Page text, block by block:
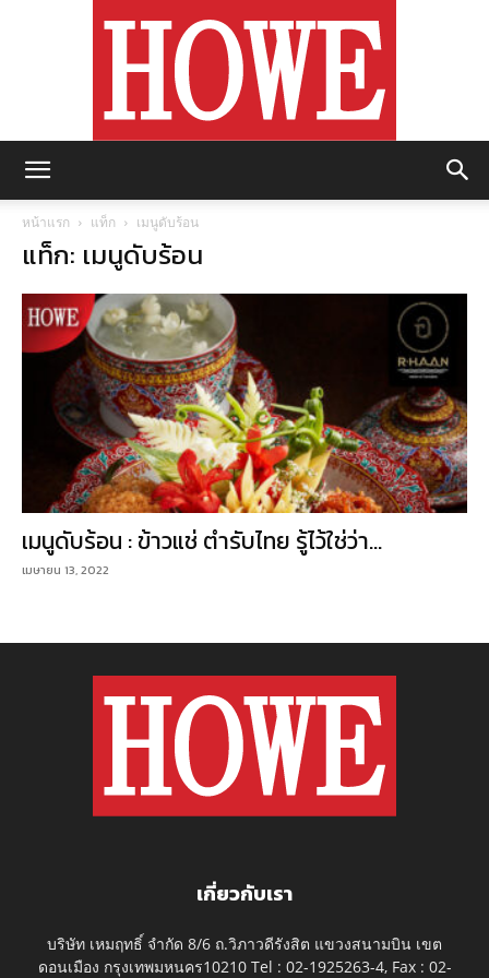
หน้าแรก แท็ก เมนูดับร้อน
แท็ก: เมนูดับร้อน
เมนูดับร้อน : ข้าวแช่ ตำรับไทย รู้ไว้ใช่ว่า…
เมษายน 13, 2022
เกี่ยวกับเรา
บริษัท เหมฤทธิ์ จำกัด 8/6 ถ.วิภาวดีรังสิต แขวงสนามบิน เขต
ดอนเมือง กรุงเทพมหนคร10210 Tel : 02-1925263-4, Fax : 02-